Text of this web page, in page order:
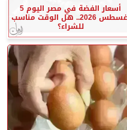
أسعار الفضة في مصر اليوم 5
أغسطس 2026.. هل الوقت مناسب
للشراء؟